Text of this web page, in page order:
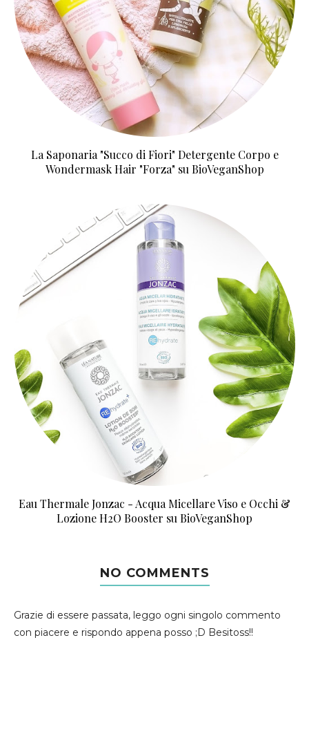
La Saponaria "Succo di Fiori" Detergente Corpo e
Wondermask Hair "Forza" su BioVeganShop
Eau Thermale Jonzac - Acqua Micellare Viso e Occhi &
Lozione H2O Booster su BioVeganShop
NO COMMENTS
Grazie di essere passata, leggo ogni singolo commento
con piacere e rispondo appena posso ;D Besitoss!!